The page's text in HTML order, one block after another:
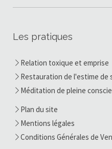
Les pratiques
Relation toxique et emprise
Restauration de l'estime de
Méditation de pleine
Plan du site
Mentions légales
Conditions Générales de